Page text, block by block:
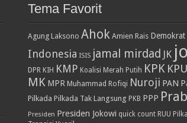
Tema Favorit
Agung Laksono Ahok Amien Rais Demokrat
Indonesia ISIS jamal mirdad JK
DPR KIH KMP Koalisi Merah Putih KPK KPU
MK MPR Muhammad Rofiqi Nuroji PAN
Pilkada Pilkada Tak Langsung PKB PPP
Presiden Presiden Jokowi quick count RUU